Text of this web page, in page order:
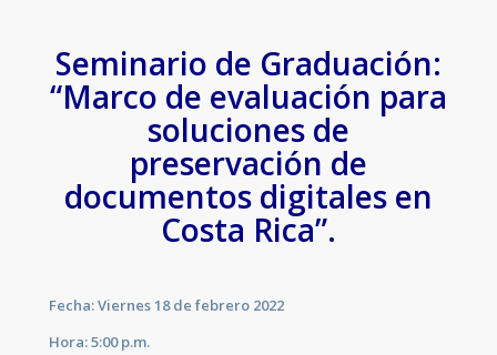
Seminario de Graduación:
“Marco de evaluación para
soluciones de
preservación de
documentos digitales en
Costa Rica”.
Fecha: Viernes 18 de febrero 2022
Hora: 5:00 p.m.